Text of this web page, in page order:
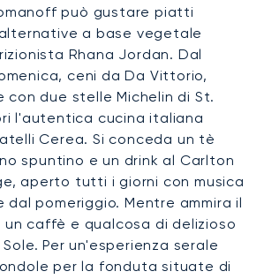
può gustare piatti
a base vegetale
Rhana Jordan. Dal
ceni da Da Vittorio,
con due stelle Michelin di St.
l'autentica cucina italiana
Cerea. Si conceda un tè
spuntino e un drink al Carlton
aperto tutti i giorni con musica
dal pomeriggio. Mentre ammira il
caffè e qualcosa di delizioso
Per un'esperienza serale
per la fonduta situate di